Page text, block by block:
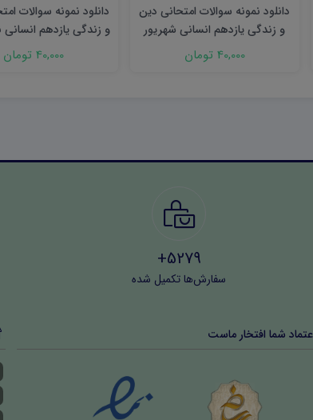
دانلود نمونه سوالات امتحانی دین
و زندگی یازدهم انسانی شهریور
۱۴۰۳ word
40,000 تومان
دانلود نمونه سوالات
و زندگی یازدهم
۱۴۰۳ word
40,000 تومان
5279+
سفارش‌ها تکمیل شده
شما افتخار ماست